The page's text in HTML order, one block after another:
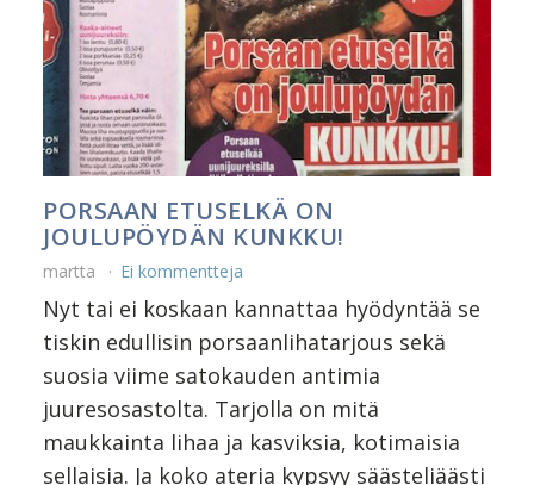
PORSAAN ETUSELKÄ ON
JOULUPÖYDÄN KUNKKU!
martta Ei kommentteja
Nyt tai ei koskaan kannattaa hyödyntää se
tiskin edullisin porsaanlihatarjous sekä
suosia viime satokauden antimia
juuresosastolta. Tarjolla on mitä
maukkainta lihaa ja kasviksia, kotimaisia
sellaisia. Ja koko ateria kypsyy säästeliäästi